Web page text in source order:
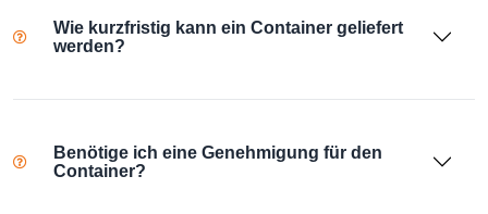
Wie kurzfristig kann ein Container geliefert
werden?
Benötige ich eine Genehmigung für den
Container?